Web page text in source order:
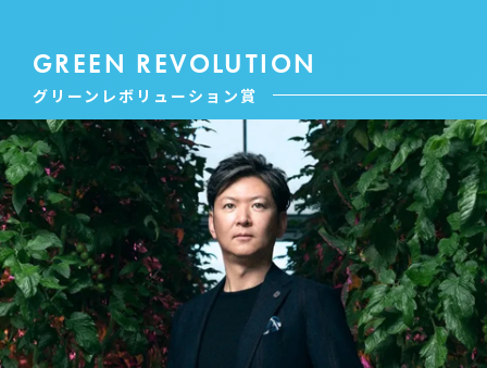
GREEN REVOLUTION
グリーンレボリューション賞